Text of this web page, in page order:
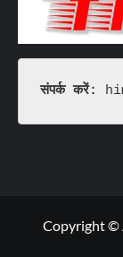
संपर्क करें:
Copyright ©